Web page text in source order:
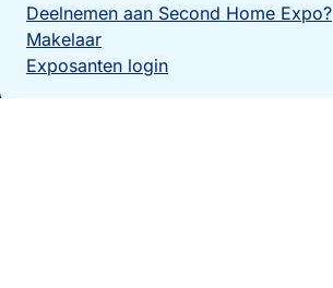
Deelnemen aan Second Home Expo?
Makelaar
Exposanten login